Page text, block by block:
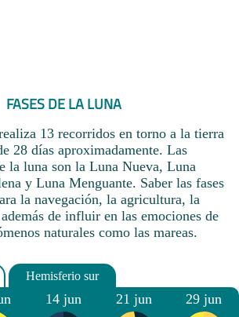
FASES DE LA LUNA
13 recorridos en torno a la tierra
28 días aproximadamente. Las
la luna son la Luna Nueva, Luna
y Luna Menguante. Saber las fases
la navegación, la agricultura, la
de influir en las emociones de
naturales como las mareas.
14 jun 21 jun 29 jun